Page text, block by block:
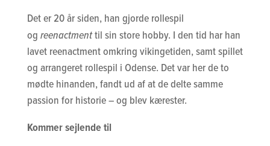
Det er 20 år siden, han gjorde rollespil
og reenactmenttil sin store hobby. I den tid har han
lavet reenactment omkring vikingetiden, samt spillet
og arrangeret rollespil i Odense. Det var her de to
mødte hinanden, fandt ud af at de delte samme
passion for historie – og blev kærester.
Kommer sejlende til